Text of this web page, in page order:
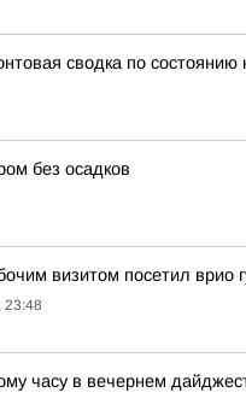
сводка по состоянию
без осадков
визитом посетил врио
23:48
часу в вечернем